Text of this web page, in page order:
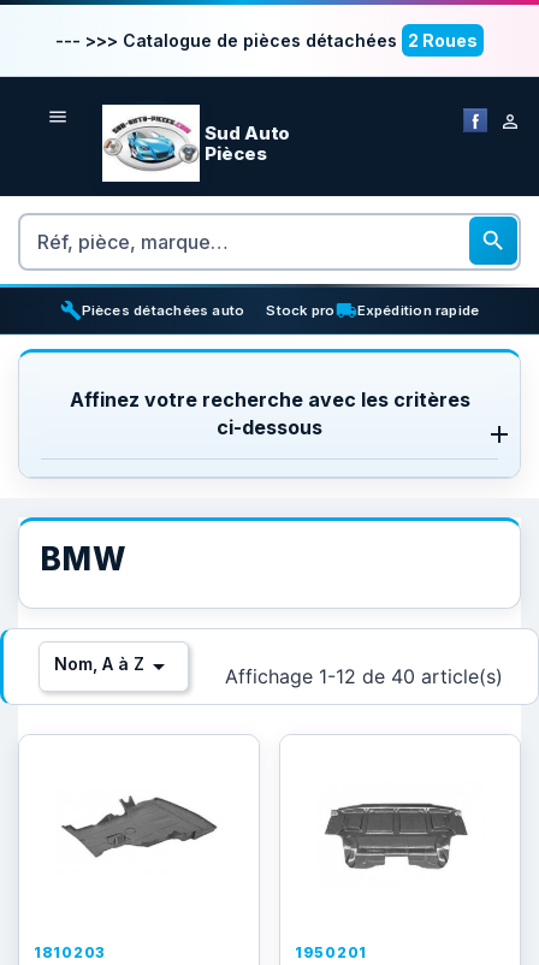
--- >>> Catalogue de pièces détachées 2 Roues
 
Sud Auto
Pièces
Rechercher

buildPièces détachées auto inventory_2
Stock prolocal_shippingExpédition rapide
Affinez votre recherche avec les critères
ci-dessous
BMW
Nom, A à Z  Affichage 1-12 de 40 article(s)
1810203 1950201